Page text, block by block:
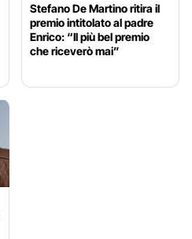
Stefano De Martino ritira il
premio intitolato al padre
Enrico: “Il più bel premio
che riceverò mai”